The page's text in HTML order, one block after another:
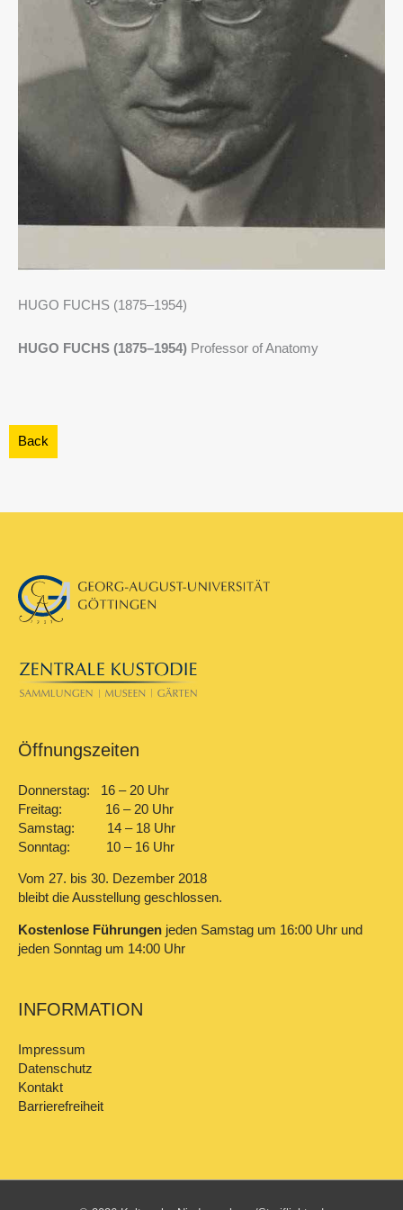
HUGO FUCHS (1875–1954)
HUGO FUCHS (1875–1954) Professor of Anatomy
Öffnungszeiten
Donnerstag: 16 – 20 Uhr
Freitag: 16 – 20 Uhr
Samstag: 14 – 18 Uhr
Sonntag: 10 – 16 Uhr
Vom 27. bis 30. Dezember 2018
bleibt die Ausstellung geschlossen.
Kostenlose Führungen jeden Samstag um 16:00 Uhr und
jeden Sonntag um 14:00 Uhr
INFORMATION
Impressum
Datenschutz
Kontakt
Barrierefreiheit